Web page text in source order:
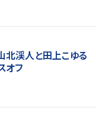
北渓人と田上こゆる
オフ